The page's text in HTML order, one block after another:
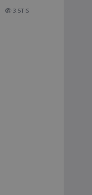
3.5TIS